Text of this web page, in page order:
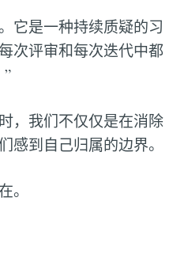
它是一种持续质疑的习
次评审和每次迭代中都
，我们不仅仅是在消除
感到自己归属的边界。
。